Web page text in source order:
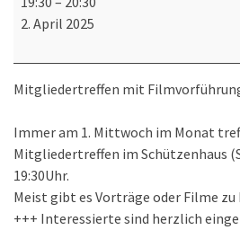
mit
Filmvorführung
von
Thomas
Ehmann
2. April 2025
Mitgliedertreffen mit
Immer am 1. Mittwoch im Monat
Mitgliedertreffen im Schützenhaus
19:30Uhr.
Meist gibt es Vorträge oder Filme
+++ Interessierte sind herzlich